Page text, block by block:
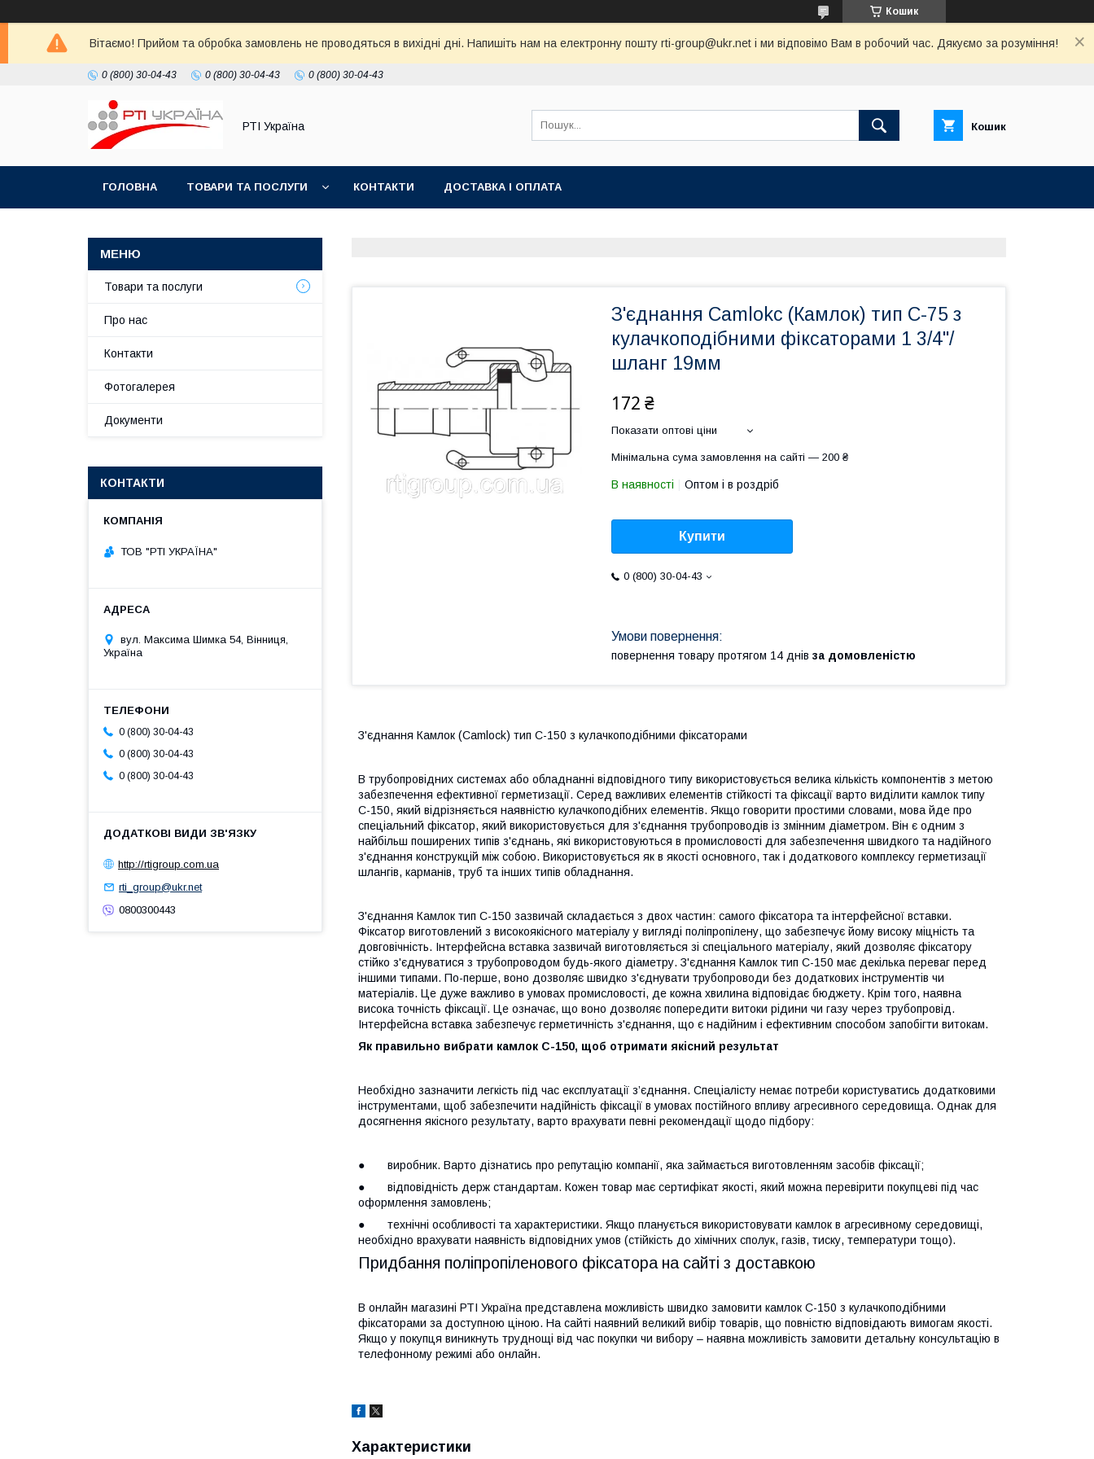
Кошик
Вітаємо! Прийом та обробка замовлень не проводяться в вихідні дні. Напишіть нам на електронну пошту rti-group@ukr.net і ми відповімо Вам в робочий час. Дякуємо за розуміння!
0 (800) 30-04-43 0 (800) 30-04-43 0 (800) 30-04-43
РТІ Україна Кошик
ГОЛОВНА ТОВАРИ ТА ПОСЛУГИ КОНТАКТИ ДОСТАВКА І ОПЛАТА
З'єднання Camlokc (Камлок) тип C-75 з
кулачкоподібними фіксаторами 1 3/4"/
шланг 19мм
172 ₴
Показати оптові ціни
Мінімальна сума замовлення на сайті — 200 ₴
В наявності Оптом і в роздріб
Купити
0 (800) 30-04-43
повернення товару протягом 14 днів за домовленістю
З'єднання Камлок (Camlock) тип C-150 з кулачкоподібними фіксаторами
В трубопровідних системах або обладнанні відповідного типу використовується велика кількість компонентів з метою
забезпечення ефективної герметизації. Серед важливих елементів стійкості та фіксації варто виділити камлок типу
С-150, який відрізняється наявністю кулачкоподібних елементів. Якщо говорити простими словами, мова йде про
спеціальний фіксатор, який використовується для з'єднання трубопроводів із змінним діаметром. Він є одним з
найбільш поширених типів з'єднань, які використовуються в промисловості для забезпечення швидкого та надійного
з'єднання конструкцій між собою. Використовується як в якості основного, так і додаткового комплексу герметизації
шлангів, карманів, труб та інших типів обладнання.
З'єднання Камлок тип C-150 зазвичай складається з двох частин: самого фіксатора та інтерфейсної вставки.
Фіксатор виготовлений з високоякісного матеріалу у вигляді поліпропілену, що забезпечує йому високу міцність та
довговічність. Інтерфейсна вставка зазвичай виготовляється зі спеціального матеріалу, який дозволяє фіксатору
стійко з'єднуватися з трубопроводом будь-якого діаметру. З'єднання Камлок тип C-150 має декілька переваг перед
іншими типами. По-перше, воно дозволяє швидко з'єднувати трубопроводи без додаткових інструментів чи
матеріалів. Це дуже важливо в умовах промисловості, де кожна хвилина відповідає бюджету. Крім того, наявна
висока точність фіксації. Це означає, що воно дозволяє попередити витоки рідини чи газу через трубопровід.
Інтерфейсна вставка забезпечує герметичність з'єднання, що є надійним і ефективним способом запобігти витокам.
Як правильно вибрати камлок С-150, щоб отримати якісний результат
Необхідно зазначити легкість під час експлуатації з’єднання. Спеціалісту немає потреби користуватись додатковими
інструментами, щоб забезпечити надійність фіксації в умовах постійного впливу агресивного середовища. Однак для
досягнення якісного результату, варто врахувати певні рекомендації щодо підбору:
● виробник. Варто дізнатись про репутацію компанії, яка займається виготовленням засобів фіксації;
● відповідність держ стандартам. Кожен товар має сертифікат якості, який можна перевірити покупцеві під час
оформлення замовлень;
● технічні особливості та характеристики. Якщо планується використовувати камлок в агресивному середовищі,
необхідно врахувати наявність відповідних умов (стійкість до хімічних сполук, газів, тиску, температури тощо).
Придбання поліпропіленового фіксатора на сайті з доставкою
В онлайн магазині РТІ Україна представлена можливість швидко замовити камлок С-150 з кулачкоподібними
фіксаторами за доступною ціною. На сайті наявний великий вибір товарів, що повністю відповідають вимогам якості.
Якщо у покупця виникнуть труднощі від час покупки чи вибору – наявна можливість замовити детальну консультацію в
телефонному режимі або онлайн.
Характеристики
Товари та послуги
Про нас
Контакти
Фотогалерея
Документи
КОНТАКТИ
ТОВ "РТІ УКРАЇНА"
вул. Максима Шимка 54, Вінниця,
Україна
0 (800) 30-04-43
0 (800) 30-04-43
0 (800) 30-04-43
http://rtigroup.com.ua
rti_group@ukr.net
0800300443